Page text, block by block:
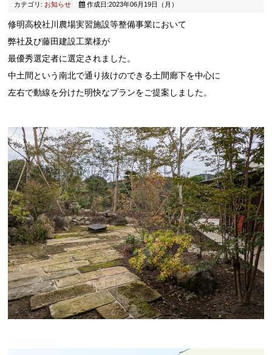
カテゴリ: お知らせ 作成日:2023年06月19日（月）
修明高校社川農場実習施設等整備事業において
弊社及び藤田建設工業様が
最優秀選定者に選定されました。
中土間という南北で通り抜けのできる土間廊下を中心に
左右で動線を分けた明快なプランをご提案しました。